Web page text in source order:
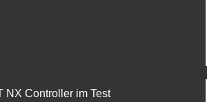
NX Controller im Test